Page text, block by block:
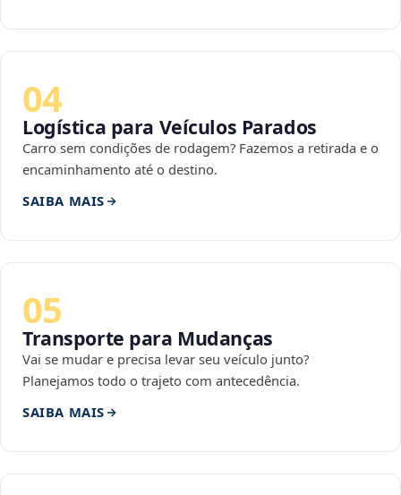
04
Logística para Veículos Parados
Carro sem condições de rodagem? Fazemos a retirada e o
encaminhamento até o destino.
SAIBA MAIS
05
Transporte para Mudanças
Vai se mudar e precisa levar seu veículo junto?
Planejamos todo o trajeto com antecedência.
SAIBA MAIS